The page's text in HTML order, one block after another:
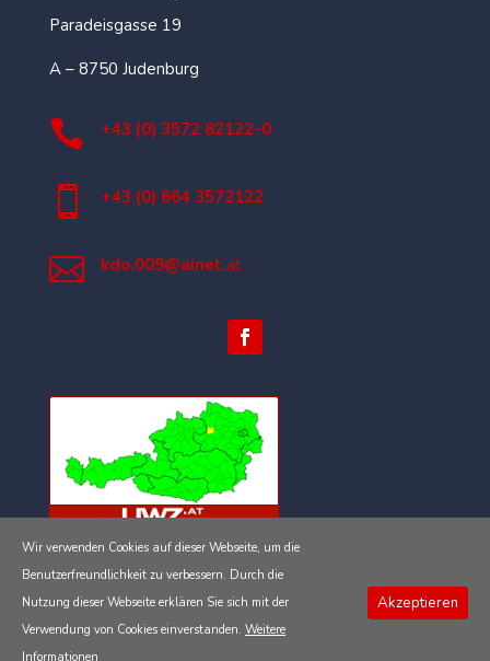
Paradeisgasse 19
A – 8750 Judenburg
 +43 (0) 3572 82122-0
 +43 (0) 664 3572122
 kdo.009@ainet.at
Impressum
Wir verwenden Cookies auf dieser Webseite, um die
Benutzerfreundlichkeit zu verbessern. Durch die
Nutzung dieser Webseite erklären Sie sich mit der
Verwendung von Cookies einverstanden. Weitere
Informationen
Akzeptieren